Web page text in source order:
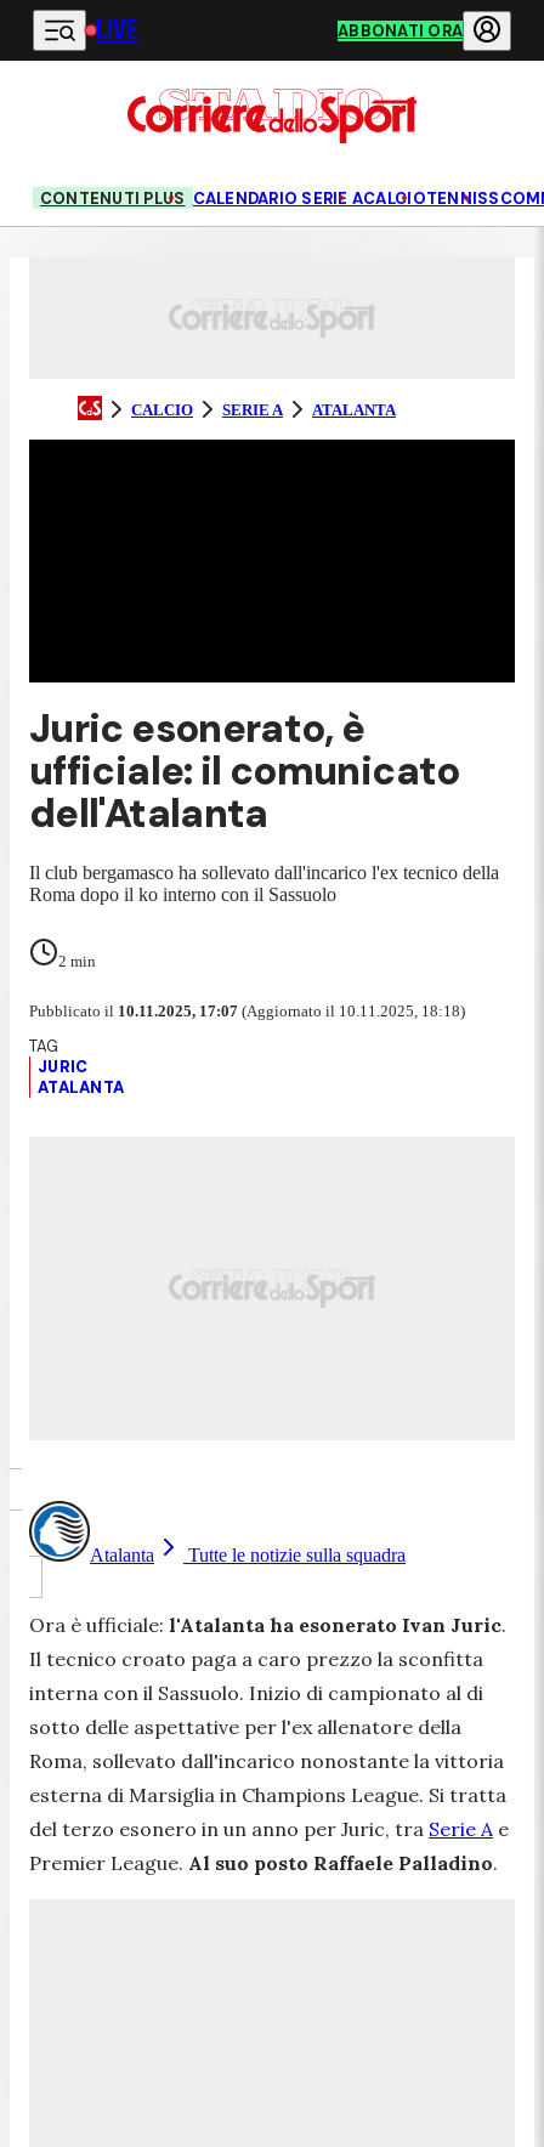
Vai al contenuto principale
LIVE ABBONATI ORA
CONTENUTI PLUS CALENDARIO SERIE ACALCIOTENNIS
CALCIO SERIE A ATALANTA
Juric esonerato, è
ufficiale: il comunicato
dell'Atalanta
Il club bergamasco ha sollevato dall'incarico l'ex tecnico della
Roma dopo il ko interno con il Sassuolo
2 min
Pubblicato il 10.11.2025, 17:07 (Aggiornato il 10.11.2025, 18:18)
JURIC
ATALANTA
Atalanta Tutte le notizie sulla squadra
Ora è ufficiale: l'Atalanta ha esonerato Ivan Juric.
Il tecnico croato paga a caro prezzo la sconfitta
interna con il Sassuolo. Inizio di campionato al di
sotto delle aspettative per l'ex allenatore della
Roma, sollevato dall'incarico nonostante la vittoria
esterna di Marsiglia in Champions League. Si tratta
del terzo esonero in un anno per Juric, tra Serie A e
Premier League. Al suo posto Raffaele Palladino.